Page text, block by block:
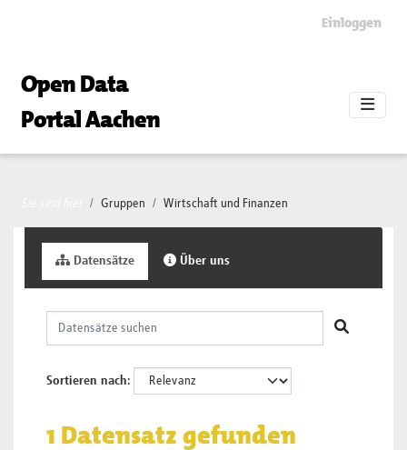
Einloggen
Open Data
Portal Aachen
Gruppen Wirtschaft und Finanzen
Datensätze Über uns
Sortieren nach
1 Datensatz gefunden